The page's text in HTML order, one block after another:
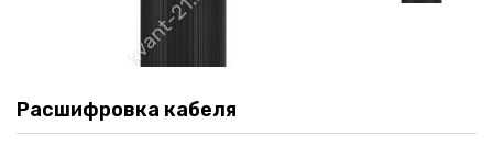
Расшифровка кабеля